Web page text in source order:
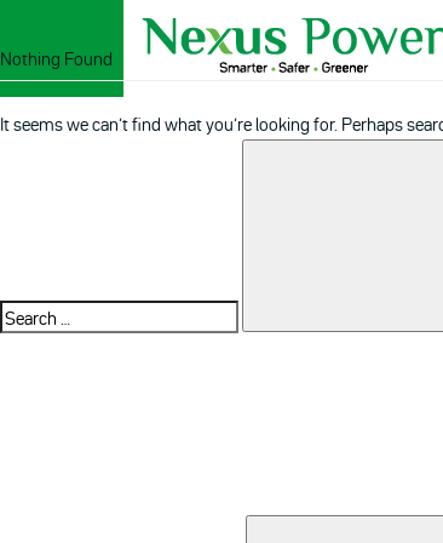
Nothing Found
It seems we can’t find what you’re looking for. Perhaps